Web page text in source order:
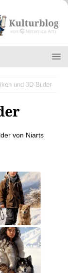
und 3D-Bilder
von Niarts